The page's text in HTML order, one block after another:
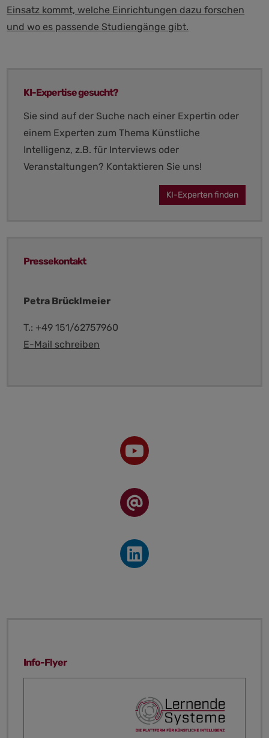
Einsatz kommt, welche Einrichtungen dazu forschen
und wo es passende Studiengänge gibt.
KI-Expertise gesucht?
Sie sind auf der Suche nach einer Expertin oder
einem Experten zum Thema Künstliche
Intelligenz, z.B. für Interviews oder
Veranstaltungen? Kontaktieren Sie uns!
KI-Experten finden
Pressekontakt
Petra Brücklmeier
T.: +49 151/62757960
E-Mail schreiben
Info-Flyer